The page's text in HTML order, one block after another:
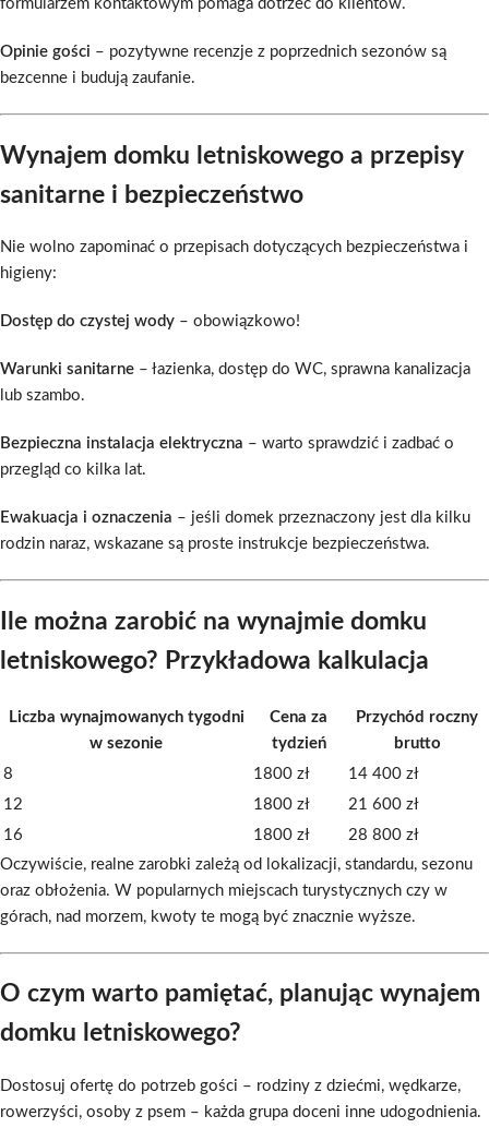
formularzem kontaktowym pomaga dotrzeć do klientów.
Opinie gości – pozytywne recenzje z poprzednich sezonów są
bezcenne i budują zaufanie.
Wynajem domku letniskowego a przepisy
sanitarne i bezpieczeństwo
Nie wolno zapominać o przepisach dotyczących bezpieczeństwa i
higieny:
Dostęp do czystej wody – obowiązkowo!
Warunki sanitarne – łazienka, dostęp do WC, sprawna kanalizacja
lub szambo.
Bezpieczna instalacja elektryczna – warto sprawdzić i zadbać o
przegląd co kilka lat.
Ewakuacja i oznaczenia – jeśli domek przeznaczony jest dla kilku
rodzin naraz, wskazane są proste instrukcje bezpieczeństwa.
Ile można zarobić na wynajmie domku
letniskowego? Przykładowa kalkulacja
Liczba wynajmowanych tygodni
w sezonie
Cena za
tydzień
Przychód roczny
brutto
8
1800 zł
14 400 zł
12
1800 zł
21 600 zł
16
1800 zł
28 800 zł
Oczywiście, realne zarobki zależą od lokalizacji, standardu, sezonu
oraz obłożenia. W popularnych miejscach turystycznych czy w
górach, nad morzem, kwoty te mogą być znacznie wyższe.
O czym warto pamiętać, planując wynajem
domku letniskowego?
Dostosuj ofertę do potrzeb gości – rodziny z dziećmi, wędkarze,
rowerzyści, osoby z psem – każda grupa doceni inne udogodnienia.